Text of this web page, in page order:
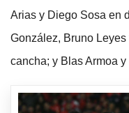
Arias y Diego Sosa en
González, Bruno
cancha; y Blas Armoa